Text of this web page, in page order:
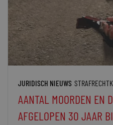
JURIDISCH NIEUWS
AANTAL MOORDEN EN
AFGELOPEN 30 JAAR